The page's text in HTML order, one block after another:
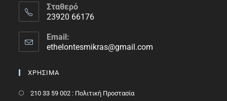
Σταθερό
23920 66176
Email:
ethelontesmikras@gmail.com
ΧΡΗΣΙΜΑ
210 33 59 002 : Πολιτική Προστασία